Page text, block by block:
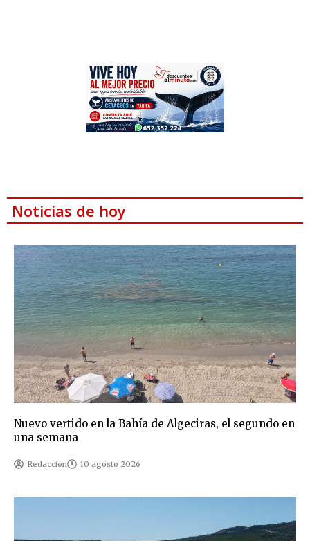
Noticias de hoy
Nuevo vertido en la Bahía de Algeciras, el segundo en
una semana
Redaccion 10 agosto 2026